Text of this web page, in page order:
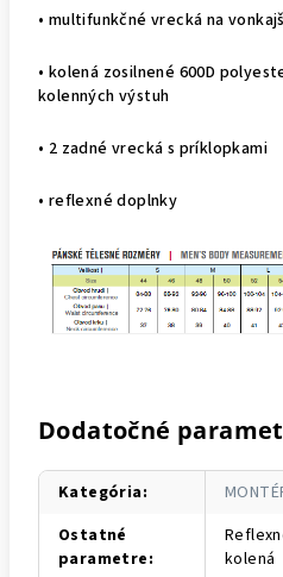
• multifunkčné vrecká na
• kolená zosilnené 600D
kolenných výstuh
• 2 zadné vrecká s príklopkami
• reflexné doplnky
Dodatočné
Kategória:
Ostatné
parametre:
kolená